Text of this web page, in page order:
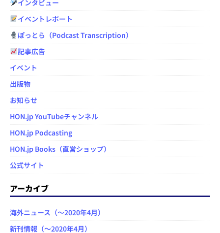
インタビュー
イベントレポート
ぽっとら（Podcast Transcription）
記事広告
イベント
出版物
お知らせ
HON.jp YouTubeチャンネル
HON.jp Podcasting
HON.jp Books（直営ショップ）
公式サイト
アーカイブ
海外ニュース（～2020年4月）
新刊情報（～2020年4月）